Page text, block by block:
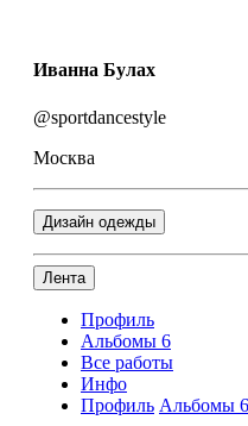
Иванна Булах
@sportdancestyle
Москва
Дизайн одежды
Лента
Профиль
Альбомы 6
Все работы
Инфо
Профиль Альбомы 6